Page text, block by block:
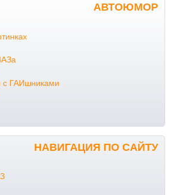
АВТОЮМОР
с ГАИшниками
НАВИГАЦИЯ ПО САЙТУ